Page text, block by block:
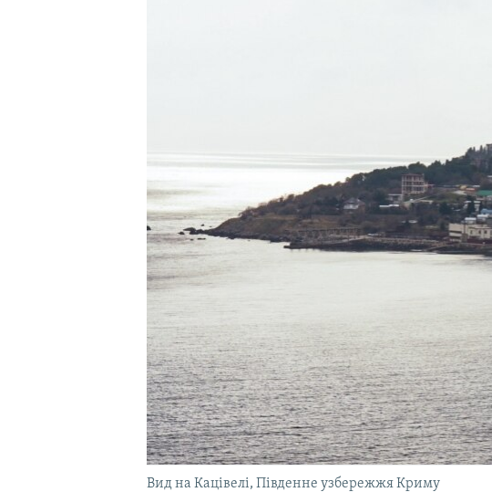
Вид на Кацівелі, Південне узбережжя Криму